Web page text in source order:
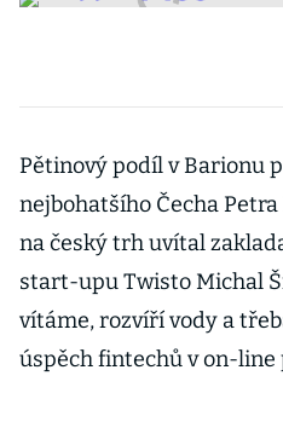
Pětinový podíl v Barionu
nejbohatšího Čecha
na český trh uvítal
start-upu Twisto Michal
vítáme, rozvíří vody a
úspěch fintechů v on-line